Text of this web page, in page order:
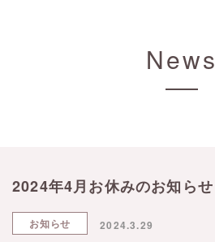
News
2024年4月お休みのお知らせ
お知らせ 2024.3.29